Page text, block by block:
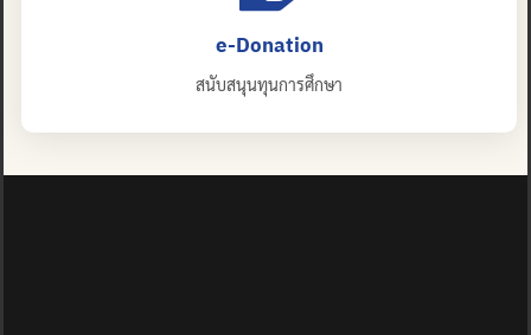
e-Donation
สนับสนุนทุนการศึกษา